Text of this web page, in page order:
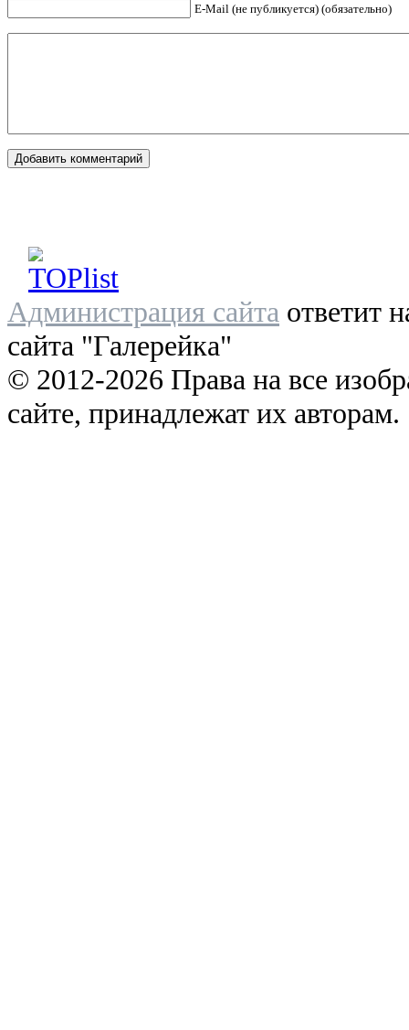
E-Mail (не публикуется) (обязательно)
Администрация сайта ответит
сайта "Галерейка"
© 2012-2026 Права на все
сайте, принадлежат их авторам.